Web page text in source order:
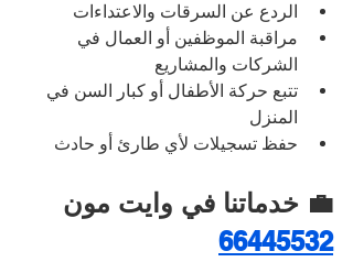
الردع عن السرقات والاعتداءات
مراقبة الموظفين أو العمال في
الشركات والمشاريع
تتبع حركة الأطفال أو كبار السن في
المنزل
حفظ تسجيلات لأي طارئ أو حادث
💼 خدماتنا في وايت مون
66445532